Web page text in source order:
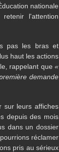
nationale
l'attention
pas les bras et
haut les actions
rappelant que «
demande
sur leurs affiches
depuis des mois
dans un dossier
pourrions réclamer
pris au sérieux